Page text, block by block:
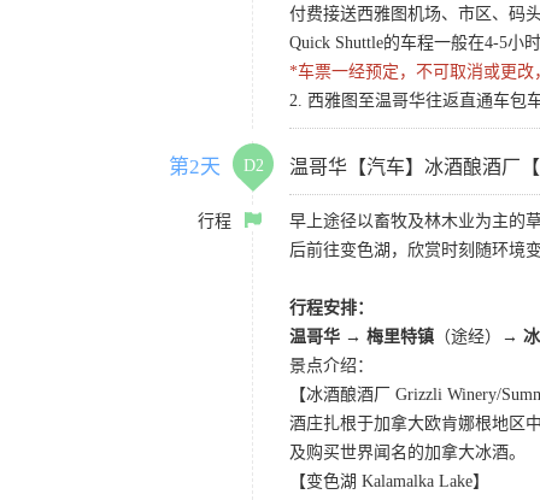
付费接送西雅图机场、市区、码
Quick Shuttle的车程一般在4-5小
*车票一经预定，不可取消或更
2. 西雅图至温哥华往返直通车包
第2天 D2 温哥华【汽车】冰酒酿酒厂
行程
早上途径以畜牧及林木业为主的
后前往变色湖，欣赏时刻随环境
行程安排：
温哥华 → 梅里特镇 （途经）
→ 冰
景点介绍：
【冰酒酿酒厂 Grizzli Winery/
酒庄扎根于加拿大欧肯娜根地区
及购买世界闻名的加拿大冰酒。
【变色湖 Kalamalka Lake】